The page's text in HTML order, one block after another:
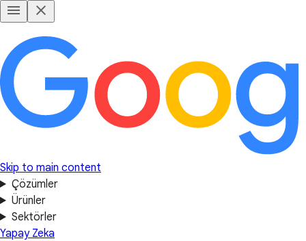
Skip to main content
Çözümler
Ürünler
Sektörler
Yapay Zeka